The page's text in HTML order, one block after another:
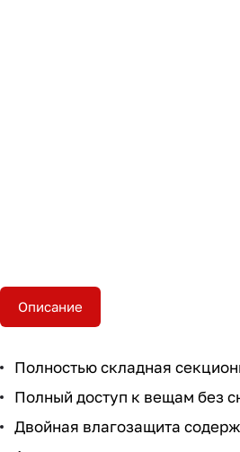
Описание
Полностью складная
Полный доступ к вещам без
Двойная влагозащита